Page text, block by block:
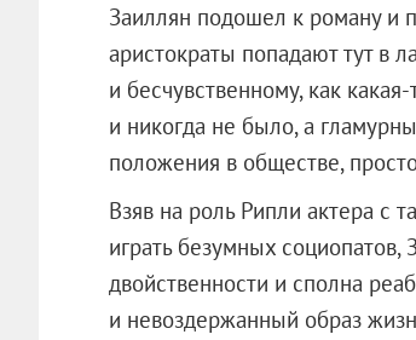
Заиллян подошел к роману и
аристократы попадают тут в
и бесчувственному, как
и никогда не было, а
положения в обществе,
Взяв на роль Рипли актера с
играть безумных
двойственности и сполна
и невоздержанный образ